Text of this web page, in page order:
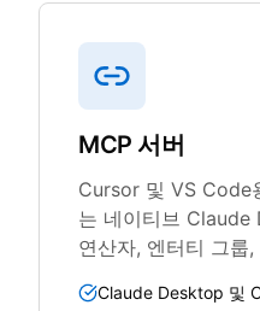
MCP 서버
Cursor 및 VS Code
는 네이티브
연산자, 엔터티 그룹
Claude Desktop 및